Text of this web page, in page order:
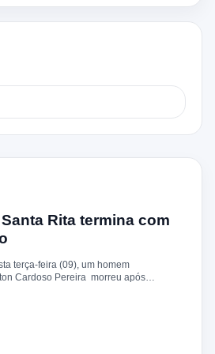
Rita termina com
terça-feira (09), um homem
Cardoso Pereira morreu após
no povoado Timbotiba, zona rural
com a PM, os policiais estavam
prisão contra Darliton, apontado
morte brutal de Leandro Sena ,
de 2024. A vítima teria sido